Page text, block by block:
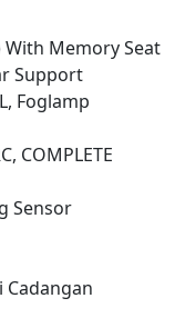
With Memory Seat
Support
Foglamp
COMPLETE
Sensor
Cadangan